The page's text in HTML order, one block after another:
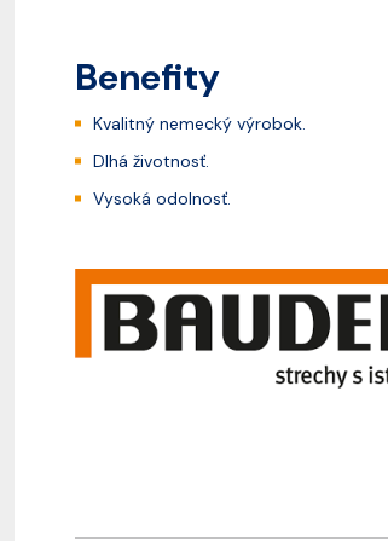
Benefity
Kvalitný nemecký výrobok.
Dlhá životnosť.
Vysoká odolnosť.